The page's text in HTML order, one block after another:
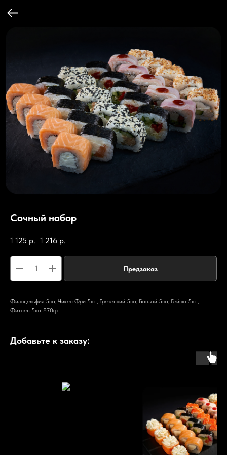
Сочный набор
1 125 р. 1 216 р.
Предзаказ
Филадельфия 5шт, Чикен Фри 5шт, Греческий 5шт, Банзай 5шт, Гейша 5шт,
Фитнес 5шт 870гр
Добавьте к заказу: